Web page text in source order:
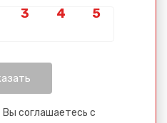
Вы соглашаетесь с